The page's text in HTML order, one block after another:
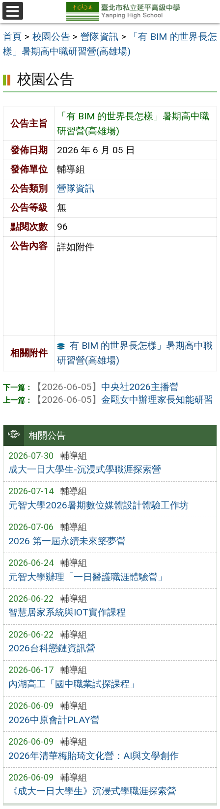
跳
至
主
要
區
選
單
首頁 > 校園公告 > 營隊資訊 >
「有 BIM 的世界長怎
樣」暑期高中職研習營(高雄場)
相關公告
2026-07-30 輔導組
成大一日大學生-沉浸式學職涯探索營
2026-07-14 輔導組
元智大學2026暑期數位媒體設計體驗工作坊
2026-07-06 輔導組
2026 第一屆永續未來築夢營
2026-06-24 輔導組
元智大學辦理「一日醫護職涯體驗營」
2026-06-22 輔導組
智慧居家系統與IOT實作課程
2026-06-22 輔導組
2026台科戀鏈資訊營
2026-06-17 輔導組
內湖高工「國中職業試探課程」
2026-06-09 輔導組
2026中原會計PLAY營
2026-06-09 輔導組
2026年清華梅貽琦文化營：AI與文學創作
2026-06-09 輔導組
《成大一日大學生》沉浸式學職涯探索營
校園公告
公告主旨
「有 BIM 的世界長怎樣」暑期高中職
研習營(高雄場)
發佈日期
2026 年 6 月 05 日
發佈單位
輔導組
公告類別
營隊資訊
公告等級
無
點閱次數
96
公告內容
詳如附件
相關附件
有 BIM 的世界長怎樣」暑期高中職
研習營(高雄場)
【2026-06-05】 中央社2026主播營
【2026-06-05】 金甌女中辦理家長知能研習